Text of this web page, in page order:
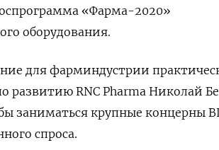
«Фарма-2020»
оборудования.
для фарминдустрии
развитию RNC Pharma Николай
заниматься крупные концерны
спроса.